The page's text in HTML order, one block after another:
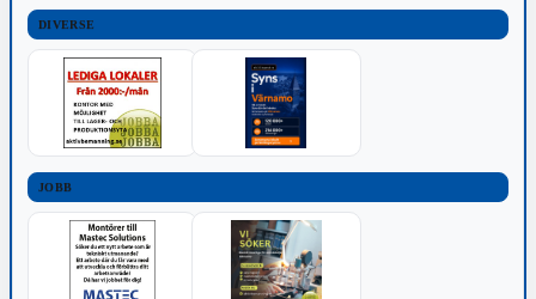
DIVERSE
JOBB